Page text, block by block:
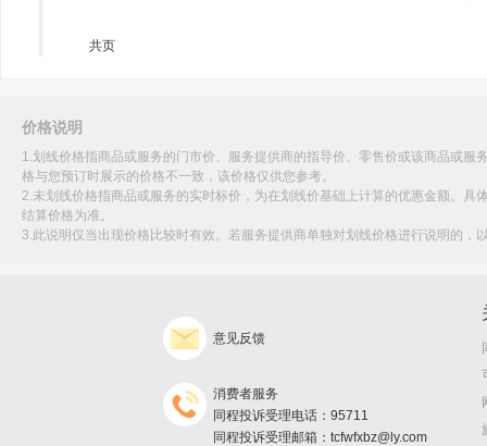
共页
价格说明
1.划线价格指商品或服务的门市价、服务提供商的指导价、零售价或该商品或
格与您预订时展示的价格不一致，该价格仅供您参考。
2.未划线价格指商品或服务的实时标价，为在划线价基础上计算的优惠金额。
结算价格为准。
3.此说明仅当出现价格比较时有效。若服务提供商单独对划线价格进行说明的
意见反馈
消费者服务
同程投诉受理电话：95711
同程投诉受理邮箱：tcfwfxbz@ly.com